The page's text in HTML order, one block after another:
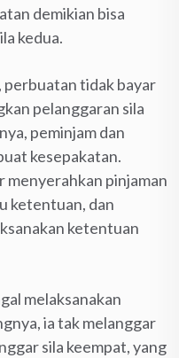
demikian bisa
kedua.
perbuatan tidak bayar
pelanggaran sila
peminjam dan
kesepakatan.
menyerahkan pinjaman
ketentuan, dan
ketentuan
melaksanakan
ia tak melanggar
sila keempat, yang